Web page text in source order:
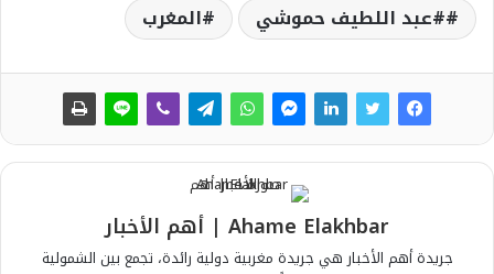
#عبد اللطيف حموشي
المغرب
Ahame Elakhbar | أهم الأخبار
جريدة أهم الأخبار هي جريدة مغربية دولية رائدة، تجمع بين الشمولية